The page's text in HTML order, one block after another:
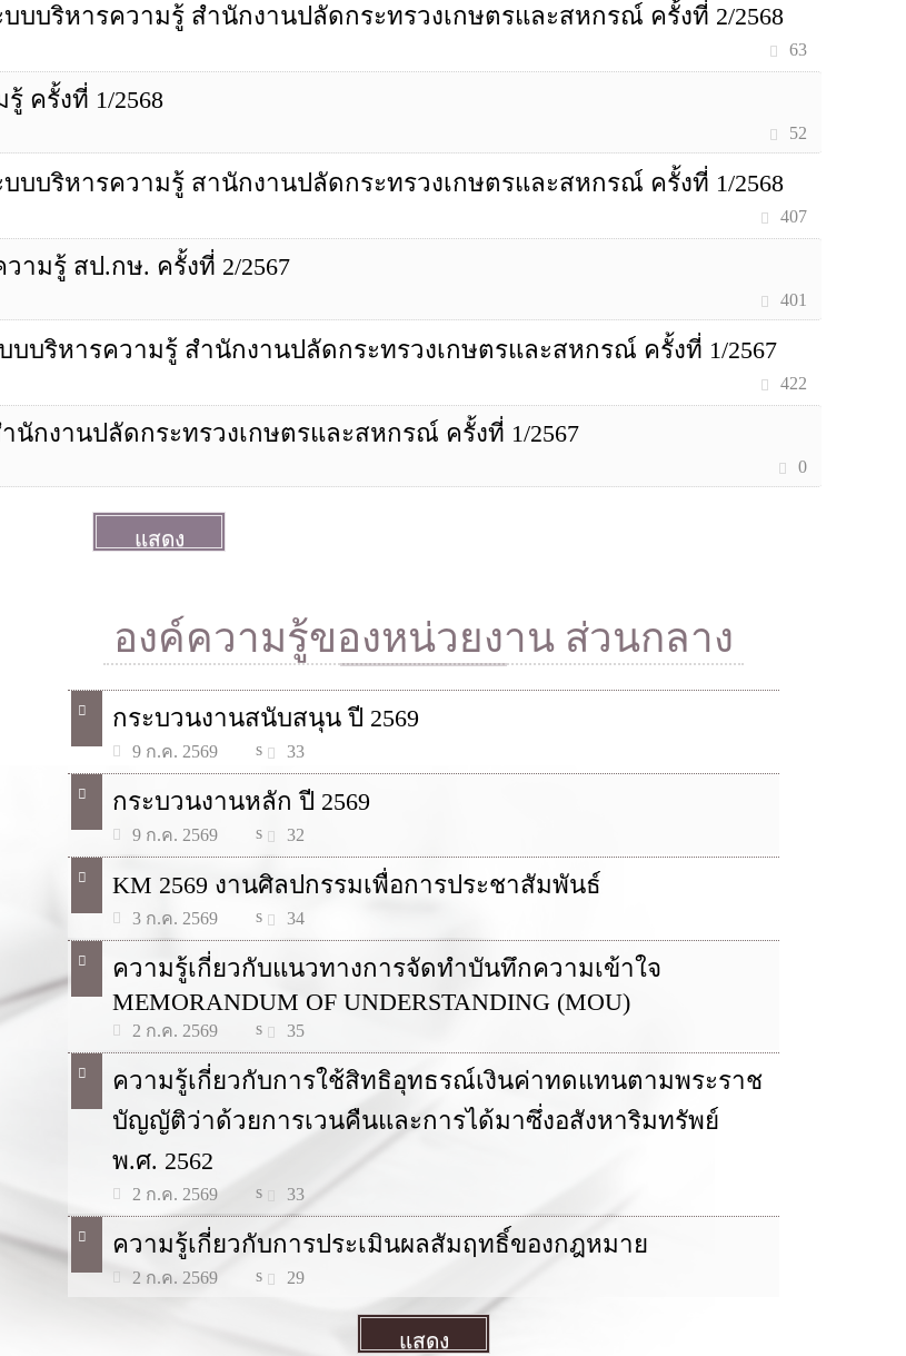
บริหารความรู้ สำนักงานปลัดกระทรวงเกษตรและสหกรณ์ ครั้งที่ 2/2568
63
ครั้งที่ 1/2568
52
บริหารความรู้ สานักงานปลัดกระทรวงเกษตรและสหกรณ์ ครั้งที่ 1/2568
407
ามรู้ สป.กษ. ครั้งที่ 2/2567
401
บริหารความรู้ สำนักงานปลัดกระทรวงเกษตรและสหกรณ์ ครั้งที่ 1/2567
422
กงานปลัดกระทรวงเกษตรและสหกรณ์ ครั้งที่ 1/2567
0
แสดง
More
องค์ความรู้ของหน่วยงาน ส่วนกลาง
กระบวนงานสนับสนุน ปี 2569
9 ก.ค. 2569 s 33
กระบวนงานหลัก ปี 2569
9 ก.ค. 2569 s 32
KM 2569 งานศิลปกรรมเพื่อการประชาสัมพันธ์
3 ก.ค. 2569 s 34
ความรู้เกี่ยวกับแนวทางการจัดทำบันทึกความเข้าใจ
MEMORANDUM OF UNDERSTANDING (MOU)
2 ก.ค. 2569 s 35
ความรู้เกี่ยวกับการใช้สิทธิอุทธรณ์เงินค่าทดแทนตามพระราช
บัญญัติว่าด้วยการเวนคืนและการได้มาซึ่งอสังหาริมทรัพย์
พ.ศ. 2562
2 ก.ค. 2569 s 33
ความรู้เกี่ยวกับการประเมินผลสัมฤทธิ์ของกฎหมาย
2 ก.ค. 2569 s 29
แสดง